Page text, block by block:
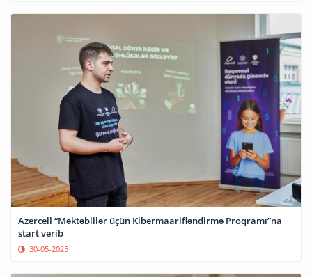
Azercell “Məktəblilər üçün Kibermaarifləndirmə Proqramı”na
start verib
30-05-2025